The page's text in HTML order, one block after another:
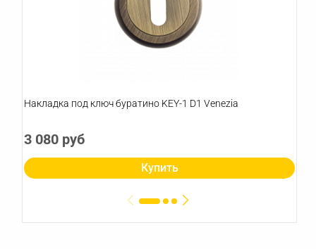
Накладка под ключ буратино KEY-1 D1 Venezia
3 080 руб
Купить